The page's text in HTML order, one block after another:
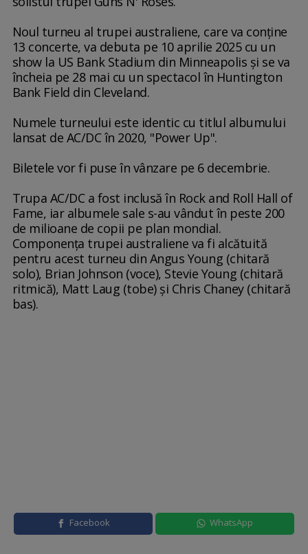
Noul turneu al trupei australiene, care va conţine
13 concerte, va debuta pe 10 aprilie 2025 cu un
show la US Bank Stadium din Minneapolis şi se va
încheia pe 28 mai cu un spectacol în Huntington
Bank Field din Cleveland.
Numele turneului este identic cu titlul albumului
lansat de AC/DC în 2020, "Power Up".
Biletele vor fi puse în vânzare pe 6 decembrie.
Trupa AC/DC a fost inclusă în Rock and Roll Hall of
Fame, iar albumele sale s-au vândut în peste 200
de milioane de copii pe plan mondial.
Componenţa trupei australiene va fi alcătuită
pentru acest turneu din Angus Young (chitară
solo), Brian Johnson (voce), Stevie Young (chitară
ritmică), Matt Laug (tobe) şi Chris Chaney (chitară
bas).
Facebook WhatsApp